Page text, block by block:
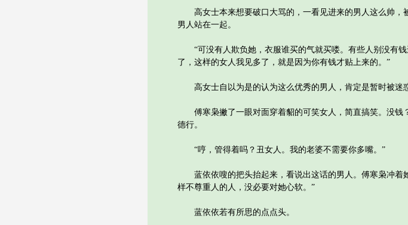
高女士本来想要破口大骂的，一看见进来的男人这么帅，
男人站在一起。
“可没有人欺负她，衣服谁买的气就买喽。有些人别没有钱
了，这样的女人我见多了，就是因为你有钱才贴上来的。”
高女士自以为是的认为这么优秀的男人，肯定是暂时被迷
傅寒枭撇了一眼对面穿着貂的可笑女人，简直搞笑。没钱
德行。
“哼，管得着吗？丑女人。我的老婆不需要你多嘴。”
蓝依依嗖的把头抬起来，看说出这话的男人。傅寒枭冲着
样不尊重人的人，没必要对她心软。”
蓝依依若有所思的点点头。